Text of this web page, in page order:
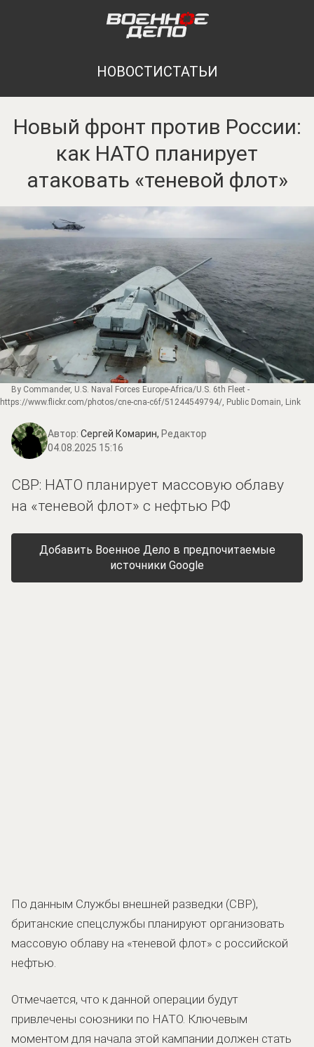
НОВОСТИСТАТЬИ
Новый фронт против России:
как НАТО планирует
атаковать «теневой флот»
By Commander, U.S. Naval Forces Europe-Africa/U.S. 6th Fleet -
https://www.flickr.com/photos/cne-cna-c6f/51244549794/, Public Domain, Link
Автор: Сергей Комарин, Редактор
04.08.2025 15:16
СВР: НАТО планирует массовую облаву
на «теневой флот» с нефтью РФ
Добавить Военное Дело в предпочитаемые
источники Google
По данным Службы внешней разведки (СВР),
британские спецслужбы планируют организовать
массовую облаву на «теневой флот» с российской
нефтью.
Отмечается, что к данной операции будут
привлечены союзники по НАТО. Ключевым
моментом для начала этой кампании должен стать